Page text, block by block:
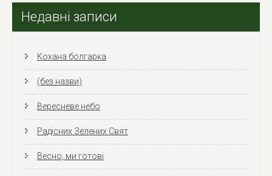
Недавні записи
Кохана болгарка
(без назви)
Вересневе небо
Радісних Зелених Свят
Весно, ми готові